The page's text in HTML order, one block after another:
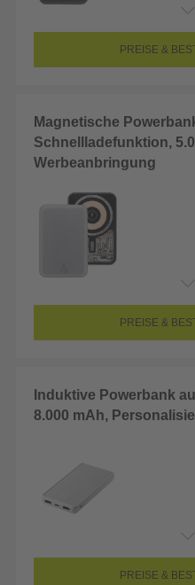
PREISE &
Magnetische
Schnellladefunktion,
Werbeanbringung
PREISE &
Induktive Powerbank
8.000 mAh,
PREISE &